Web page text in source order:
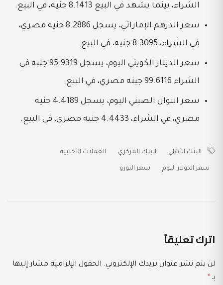
الشراء، بينما يشهد في البيع 8.1413 جنيه، في البيع.
سعر الدرهم الإماراتي، يسجل 8.2886 جنيه مصري،
في الشراء، 8.3095 جنيه، في البيع.
سعر الدينار الكويتي اليوم، يسجل 95.9319 جنيه في
الشراء 99.6116 جينه مصري، في البيع.
سعر اليوان الصيني اليوم، يسجل 4.4189 جنيه
مصري، في الشراء، 4.4433 جنيه مصري، في البيع.
البنك الأهلي البنك المركزي العملات الأجنبية
سعر الدولار اليوم سعر اليورو
اترك تعليقاً
لن يتم نشر عنوان بريدك الإلكتروني. الحقول الإلزامية مشار إليها
بـ *